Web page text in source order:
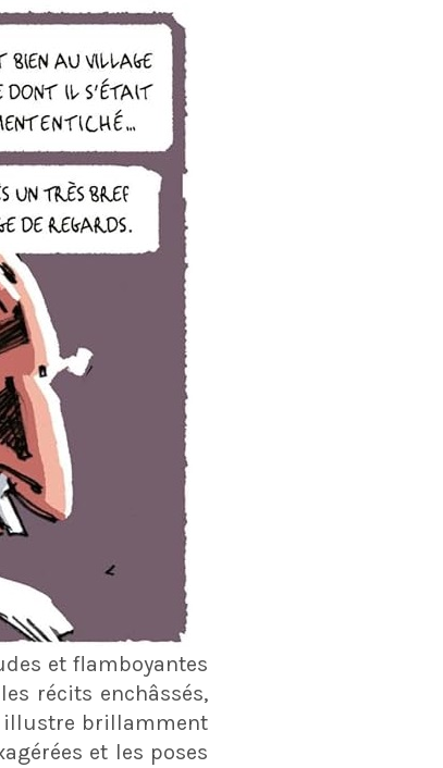
et flamboyantes
récits enchâssés,
illustre brillamment
et les poses